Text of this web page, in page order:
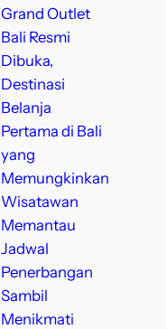
Grand Outlet
Bali Resmi
Dibuka,
Destinasi
Belanja
Pertama di Bali
yang
Memungkinkan
Wisatawan
Memantau
Jadwal
Penerbangan
Sambil
Menikmati